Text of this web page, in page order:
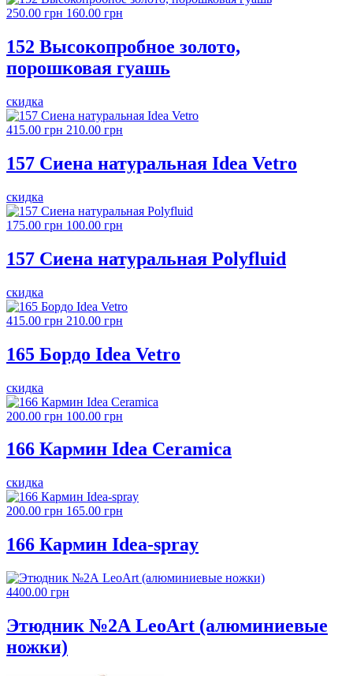
250.00 грн 160.00 грн
152 Высокопробное золото,
порошковая гуашь
скидка
415.00 грн 210.00 грн
157 Сиена натуральная Idea Vetro
скидка
175.00 грн 100.00 грн
157 Сиена натуральная Polyfluid
скидка
415.00 грн 210.00 грн
165 Бордо Idea Vetro
скидка
200.00 грн 100.00 грн
166 Кармин Idea Ceramica
скидка
200.00 грн 165.00 грн
166 Кармин Idea-spray
4400.00 грн
Этюдник №2А LeoArt (алюминиевые
ножки)